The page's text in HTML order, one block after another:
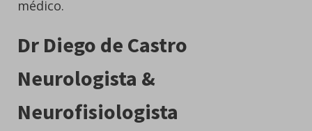
médico.
Dr Diego de Castro
Neurologista &
Neurofisiologista